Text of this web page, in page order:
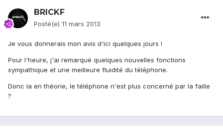
BRICKF
Posté(e) 11 mars 2013
Je vous donnerais mon avis d'ici quelques jours !
Pour l'heure, j'ai remarqué quelques nouvelles fonctions
sympathique et une meilleure fluidité du téléphone.
Donc la en théorie, le téléphone n'est plus concerné par la faille
?